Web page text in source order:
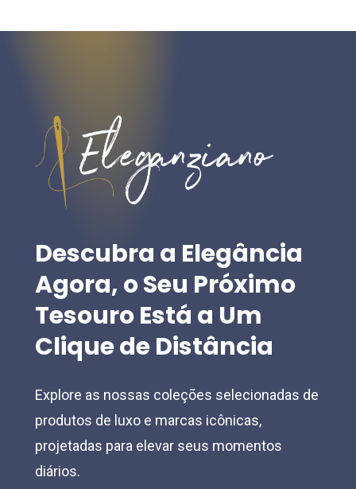
multiple
may
be
chosen
product
page
product
Descubra a Elegância
Agora,oSeu Próximo
TesouroEstá a Um
CliquedeDistância
Explore as nossas coleções selecionadas de
produtos de luxo e marcas icônicas,
projetadas para elevar seus momentos
diários.